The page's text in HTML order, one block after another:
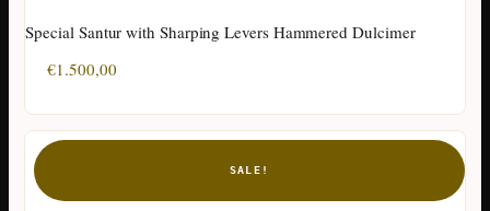
Special Santur with Sharping Levers Hammered Dulcimer
€1.500,00
SALE!